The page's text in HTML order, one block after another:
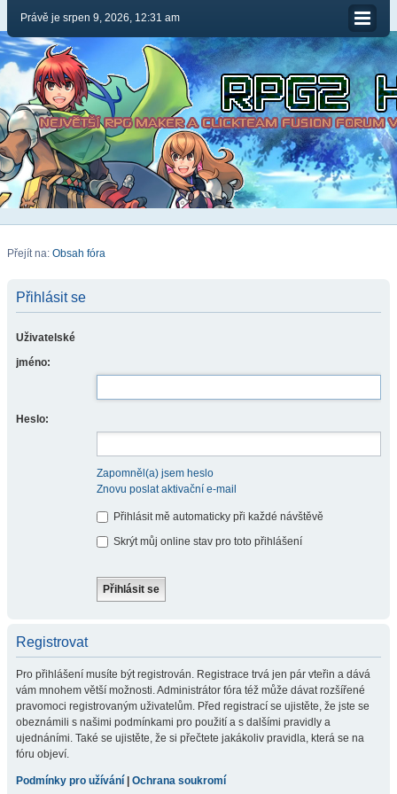
Právě je srpen 9, 2026, 12:31 am
Přejít na: Obsah fóra
Přihlásit se
Uživatelské
jméno:
Heslo:
Zapomněl(a) jsem heslo
Znovu poslat aktivační e-mail
Přihlásit mě automaticky při každé návštěvě
Skrýt můj online stav pro toto přihlášení
Registrovat
Pro přihlášení musíte být registrován. Registrace trvá jen pár vteřin a dává
vám mnohem větší možnosti. Administrátor fóra též může dávat rozšířené
pravomoci registrovaným uživatelům. Před registrací se ujistěte, že jste se
obeznámili s našimi podmínkami pro použití a s dalšími pravidly a
ujednáními. Také se ujistěte, že si přečtete jakákoliv pravidla, která se na
fóru objeví.
Podmínky pro užívání Ochrana soukromí